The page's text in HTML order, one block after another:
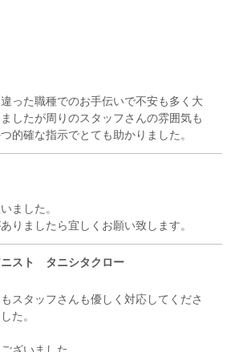
った職種でのお手伝いで不安も多く大
したが周りのスタッフさんの雰囲気も
ました。
ニスト タニシタクロー
スタッフさんも優しく対応してくださ
た。